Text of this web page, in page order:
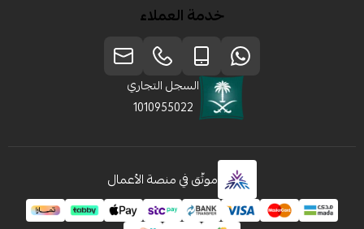
خدمة العملاء
السجل التجاري
1010955022
موثّق في منصة الأعمال